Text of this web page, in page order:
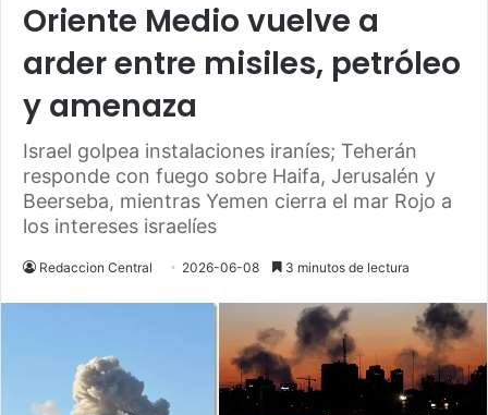
Oriente Medio vuelve a
arder entre misiles, petróleo
y amenaza
Israel golpea instalaciones iraníes; Teherán
responde con fuego sobre Haifa, Jerusalén y
Beerseba, mientras Yemen cierra el mar Rojo a
los intereses israelíes
Redaccion Central 2026-06-08 3 minutos de lectura